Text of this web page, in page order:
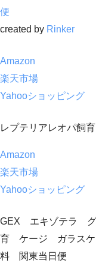
便
created by Rinker
Amazon
楽天市場
Yahooショッピング
レプテリアレオパ飼
Amazon
楽天市場
Yahooショッピング
GEX エキゾテラ
育 ケージ ガラスケ
料 関東当日便